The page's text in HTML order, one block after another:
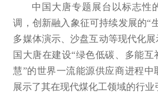
中国大唐专题展台以标志性
调，创新融入象征可持续发展的“
多媒体演示、沙盘互动等现代化
国大唐在建设“绿色低碳、多能
慧”的世界一流能源供应商进程中
展示了其在现代煤化工领域的行业